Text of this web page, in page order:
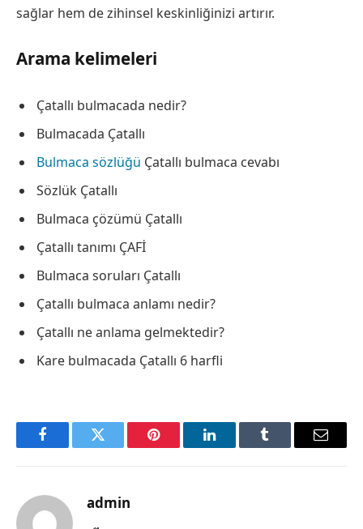
sağlar hem de zihinsel keskinliğinizi artırır.
Arama kelimeleri
Çatallı bulmacada nedir?
Bulmacada Çatallı
Bulmaca sözlüğü Çatallı bulmaca cevabı
Sözlük Çatallı
Bulmaca çözümü Çatallı
Çatallı tanımı ÇAFİ
Bulmaca soruları Çatallı
Çatallı bulmaca anlamı nedir?
Çatallı ne anlama gelmektedir?
Kare bulmacada Çatallı 6 harfli
FacebookTwitter Pinterest LinkedInTumblr Email
admin